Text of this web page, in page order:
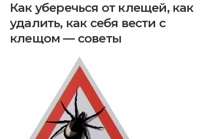
Как уберечься от клещей, как
удалить, как себя вести с
клещом — советы